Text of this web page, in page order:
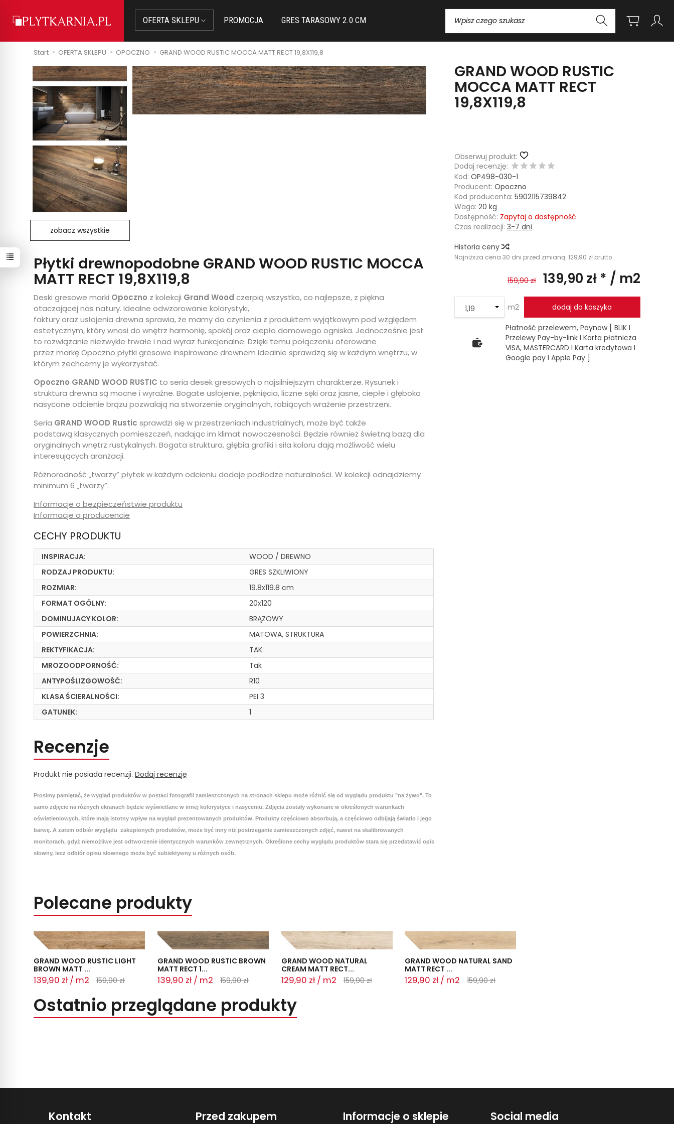
OFERTA SKLEPU PROMOCJA GRES TARASOWY 2.0 CM
Start OFERTA SKLEPU OPOCZNO GRAND WOOD RUSTIC MOCCA MATT RECT 19,8X119,8
zobacz wszystkie
GRAND WOOD RUSTIC
MOCCA MATT RECT
19,8X119,8
Obserwuj produkt:
Dodaj recenzję:
Kod: OP498-030-1
Producent: Opoczno
Kod producenta: 5902115739842
Waga: 20 kg
Dostępność: Zapytaj o dostępność
Czas realizacji: 3-7 dni
Historia ceny
Najniższa cena 30 dni przed zmianą:129,90 zł brutto
159,90 zł 139,90 zł * / m2
m2 dodaj do koszyka
Płatność przelewem, Paynow [ BLIK I
Przelewy Pay-by-link I Karta płatnicza
VISA, MASTERCARD I Karta kredytowa I
Google pay I Apple Pay ]
Płytki drewnopodobne GRAND WOOD RUSTIC MOCCA
MATT RECT 19,8X119,8
Deski gresowe marki Opoczno z kolekcji Grand Wood czerpią wszystko, co najlepsze, z piękna
otaczającej nas natury. Idealne odwzorowanie kolorystyki,
faktury oraz usłojenia drewna sprawia, że mamy do czynienia z produktem wyjątkowym pod względem
estetycznym, który wnosi do wnętrz harmonię, spokój oraz ciepło domowego ogniska. Jednocześnie jest
to rozwiązanie niezwykle trwałe i nad wyraz funkcjonalne. Dzięki temu połączeniu oferowane
przez markę Opoczno płytki gresowe inspirowane drewnem idealnie sprawdzą się w każdym wnętrzu, w
którym zechcemy je wykorzystać.
Opoczno GRAND WOOD RUSTIC to seria desek gresowych o najsilniejszym charakterze. Rysunek i
struktura drewna są mocne i wyraźne. Bogate usłojenie, pęknięcia, liczne sęki oraz jasne, ciepłe i głęboko
nasycone odcienie brązu pozwalają na stworzenie oryginalnych, robiących wrażenie przestrzeni.
Seria GRAND WOOD Rustic sprawdzi się w przestrzeniach industrialnych, może być także
podstawą klasycznych pomieszczeń, nadając im klimat nowoczesności. Będzie również świetną bazą dla
oryginalnych wnętrz rustykalnych. Bogata struktura, głębia grafiki i siła koloru dają możliwość wielu
interesujących aranżacji.
Różnorodność „twarzy” płytek w każdym odcieniu dodaje podłodze naturalności. W kolekcji odnajdziemy
minimum 6 „twarzy”.
Informacje o bezpieczeństwie produktu
Informacje o producencie
CECHY PRODUKTU
INSPIRACJA:
WOOD / DREWNO
RODZAJ PRODUKTU:
GRES SZKLIWIONY
ROZMIAR:
19.8x119.8 cm
FORMAT OGÓLNY:
20x120
DOMINUJACY KOLOR:
BRĄZOWY
POWIERZCHNIA:
MATOWA, STRUKTURA
REKTYFIKACJA:
TAK
MROZOODPORNOŚĆ:
Tak
ANTYPOŚLIZGOWOŚĆ:
R10
KLASA ŚCIERALNOŚCI:
PEI 3
GATUNEK:
1
Recenzje
Produkt nie posiada recenzji.Dodaj recenzję
Prosimy pamiętać, że wygląd produktów w postaci fotografii zamieszczonych na stronach sklepu może różnić się od wyglądu produktu "na żywo". To
samo zdjęcie na różnych ekranach będzie wyświetlane w innej kolorystyce i nasyceniu. Zdjęcia zostały wykonane w określonych warunkach
oświetleniowych, które mają istotny wpływ na wygląd prezentowanych produktów. Produkty częściowo absorbują, a częściowo odbijają światło i jego
barwę. A zatem odbiór wyglądu zakupionych produktów, może być inny niż postrzeganie zamieszczonych zdjęć, nawet na skalibrowanych
monitorach, gdyż niemożliwe jest odtworzenie identycznych warunków zewnętrznych. Określone cechy wyglądu produktów stara się przedstawić opis
słowny, lecz odbiór opisu słownego może być subiektywny u różnych osób.
Polecane produkty
GRAND WOOD RUSTIC LIGHT
BROWN MATT ...
139,90 zł / m2 159,90 zł
GRAND WOOD RUSTIC BROWN
MATT RECT 1...
139,90 zł / m2 159,90 zł
GRAND WOOD NATURAL
CREAM MATT RECT...
129,90 zł / m2 159,90 zł
GRAND WOOD NATURAL SAND
MATT RECT ...
129,90 zł / m2 159,90 zł
Ostatnio przeglądane produkty
Kontakt Przed zakupem Informacje o sklepie Social media